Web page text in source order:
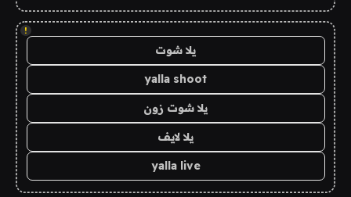
!
يلا شوت
yalla shoot
يلا شوت زون
يلا لايف
yalla live